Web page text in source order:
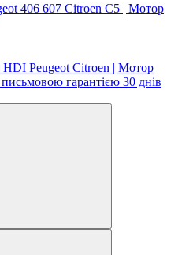
406 607 Citroen C5 | Мотор